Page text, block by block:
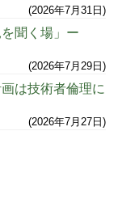
2026年7月31日
聞く場」ー
2026年7月29日
は技術者倫理に
2026年7月27日